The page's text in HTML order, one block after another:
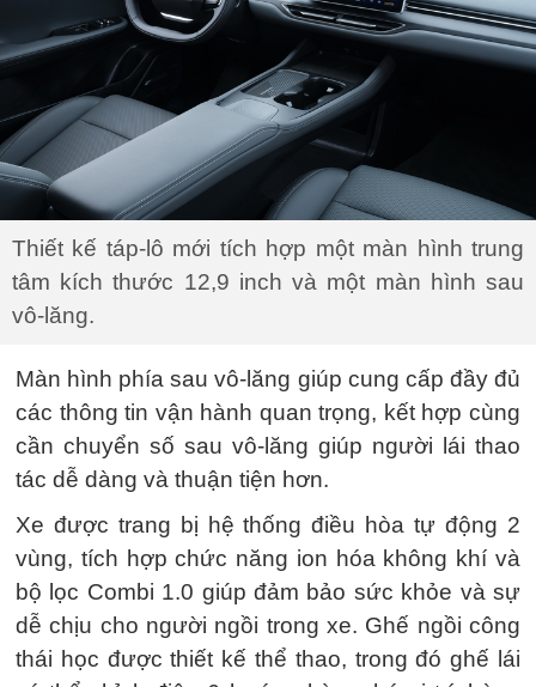
Thiết kế táp-lô mới tích hợp một màn hình trung
tâm kích thước 12,9 inch và một màn hình sau
vô-lăng.
Màn hình phía sau vô-lăng giúp cung cấp đầy đủ
các thông tin vận hành quan trọng, kết hợp cùng
cần chuyển số sau vô-lăng giúp người lái thao
tác dễ dàng và thuận tiện hơn.
Xe được trang bị hệ thống điều hòa tự động 2
vùng, tích hợp chức năng ion hóa không khí và
bộ lọc Combi 1.0 giúp đảm bảo sức khỏe và sự
dễ chịu cho người ngồi trong xe. Ghế ngồi công
thái học được thiết kế thể thao, trong đó ghế lái